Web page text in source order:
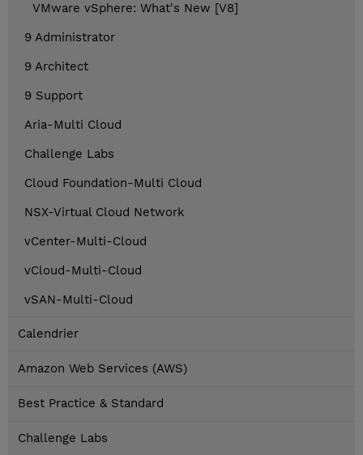
VMware vSphere: What's New [V8]
9 Administrator
9 Architect
9 Support
Aria-Multi Cloud
Challenge Labs
Cloud Foundation-Multi Cloud
NSX-Virtual Cloud Network
vCenter-Multi-Cloud
vCloud-Multi-Cloud
vSAN-Multi-Cloud
Calendrier
Amazon Web Services (AWS)
Best Practice & Standard
Challenge Labs